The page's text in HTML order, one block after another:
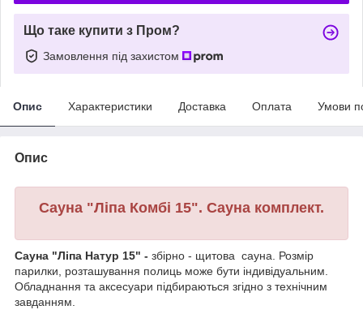
Що таке купити з Пром?
Замовлення під захистом
Опис Характеристики Доставка Оплата Умови
Опис
Сауна "Ліпа Комбі 15". Сауна комплект.
Сауна "Ліпа Натур 15" - збірно - щитова сауна. Розмір
парилки, розташування полиць може бути індивідуальним.
Обладнання та аксесуари підбираються згідно з технічним
завданням.